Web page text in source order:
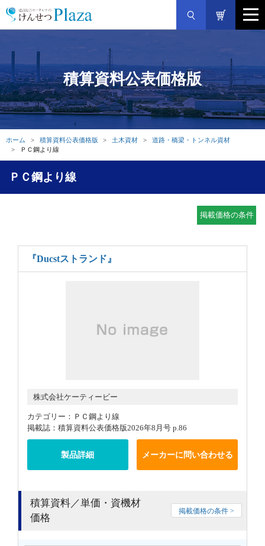
積算資料公表価格版
ホーム 積算資料公表価格版 土木資材
道路・橋梁・トンネル資材
ＰＣ鋼より線
ＰＣ鋼より線
掲載価格の条件
『Ducstストランド』
株式会社ケーティービー
カテゴリー：ＰＣ鋼より線
掲載誌：積算資料公表価格版2026年8月号 p.86
製品詳細 メーカーに問い合わせる
積算資料／単価・資機材
価格
掲載価格の条件 >